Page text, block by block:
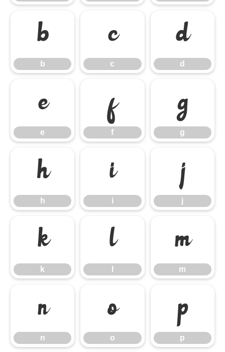
b
b
c
c
d
d
e
e
f
f
g
g
h
h
i
i
j
j
k
k
l m
m
n
n
o
o
p
p